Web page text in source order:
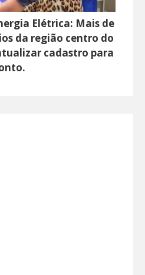
Elétrica: Mais de
da região centro do
cadastro para